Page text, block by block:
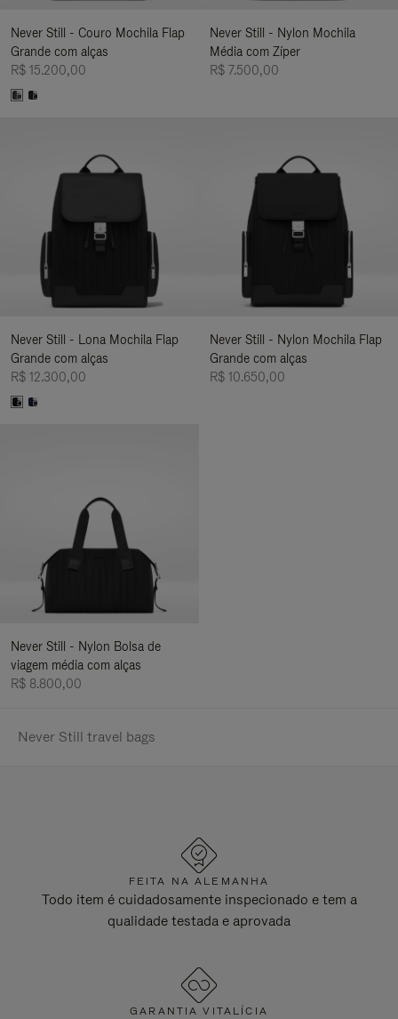
Never Still - Couro Mochila Flap
Grande com alças
R$ 15.200,00
Never Still - Nylon Mochila
Média com Zíper
R$ 7.500,00
Never Still - Lona Mochila Flap
Grande com alças
R$ 12.300,00
Never Still - Nylon Mochila Flap
Grande com alças
R$ 10.650,00
Never Still - Nylon Bolsa de
viagem média com alças
R$ 8.800,00
Never Still travel bags
FEITA NA ALEMANHA
Todo item é cuidadosamente inspecionado e tem a
qualidade testada e aprovada
GARANTIA VITALÍCIA